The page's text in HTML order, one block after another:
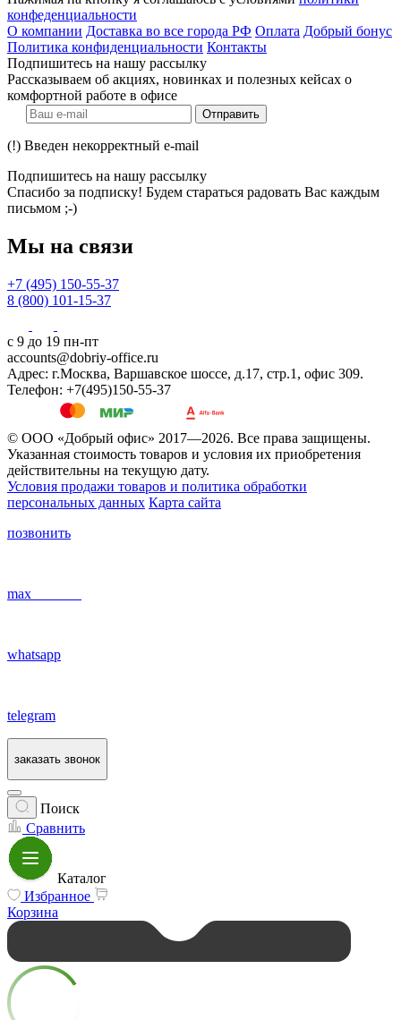
конфеденциальности
О компании Доставка во все города РФ Оплата Добрый бонус
Политика конфиденциальности Контакты
Подпишитесь на нашу рассылку
Рассказываем об акциях, новинках и полезных кейсах о
комфортной работе в офисе
Отправить
(!) Введен некорректный e-mail
Подпишитесь на нашу рассылку
Спасибо за подписку! Будем стараться радовать Вас каждым
письмом ;-)
Мы на связи
+7 (495) 150-55-37
8 (800) 101-15-37
с 9 до 19 пн-пт
accounts@dobriy-office.ru
Адрес: г.Москва, Варшавское шоссе, д.17, стр.1, офис 309.
Телефон: +7(495)150-55-37
© ООО «Добрый офис» 2017—2026. Все права защищены.
Указанная стоимость товаров и условия их приобретения
действительны на текущую дату.
Условия продажи товаров и политика обработки
персональных данных Карта сайта
позвонить
max
whatsapp
telegram
заказать звонок
Поиск
Сравнить
Каталог
Избранное
Корзина